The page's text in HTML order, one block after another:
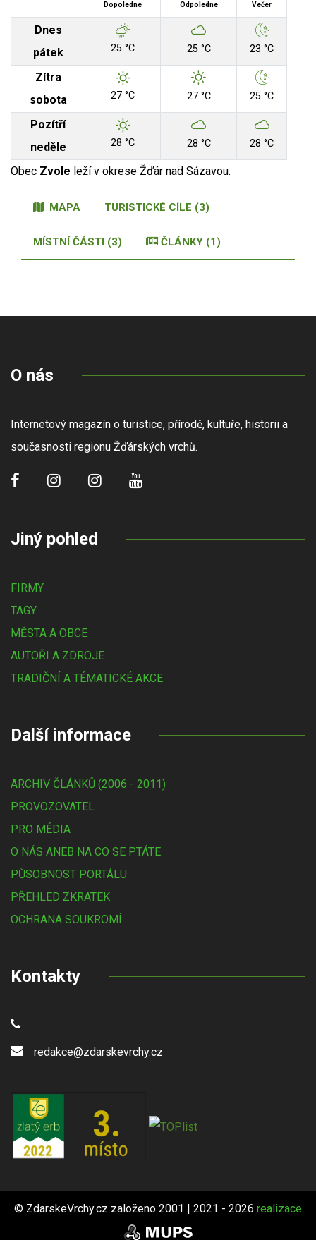
Dopoledne Odpoledne Večer
Dnes
pátek
25 °C 25 °C 23 °C
Zítra
sobota
27 °C 27 °C 25 °C
Pozítří
neděle
28 °C 28 °C 28 °C
Obec Zvole leží v okrese Žďár nad Sázavou.
MAPA TURISTICKÉ CÍLE (3)
MÍSTNÍ ČÁSTI (3) ČLÁNKY (1)
O nás
Internetový magazín o turistice, přírodě, kultuře, historii a
současnosti regionu Žďárských vrchů.
Jiný pohled
FIRMY
TAGY
MĚSTA A OBCE
AUTOŘI A ZDROJE
TRADIČNÍ A TÉMATICKÉ AKCE
Další informace
ARCHIV ČLÁNKŮ (2006 - 2011)
PROVOZOVATEL
PRO MÉDIA
O NÁS ANEB NA CO SE PTÁTE
PŮSOBNOST PORTÁLU
PŘEHLED ZKRATEK
OCHRANA SOUKROMÍ
Kontakty
redakce@zdarskevrchy.cz
© ZdarskeVrchy.cz založeno 2001 | 2021 - 2026 realizace